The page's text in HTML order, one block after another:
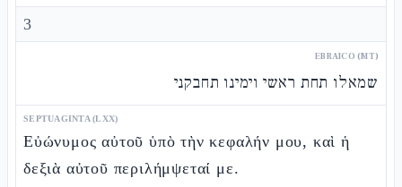
3
EBRAICO (MT)
שמאלו תחת ראשי וימינו תחבקני
SEPTUAGINTA (LXX)
Εὐώνυμος αὐτοῦ ὑπὸ τὴν κεφαλήν μου, καὶ ἡ
δεξιὰ αὐτοῦ περιλήμψεταί με.